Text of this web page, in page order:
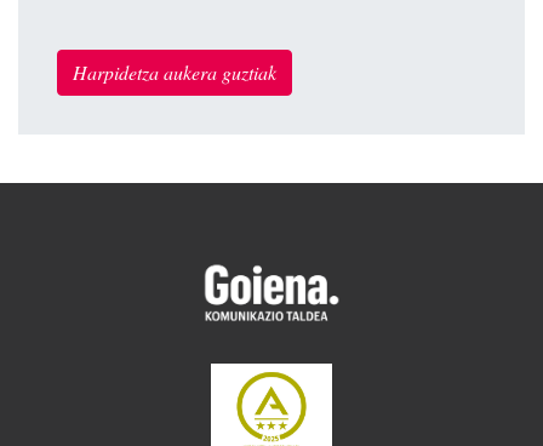
Harpidetza aukera guztiak